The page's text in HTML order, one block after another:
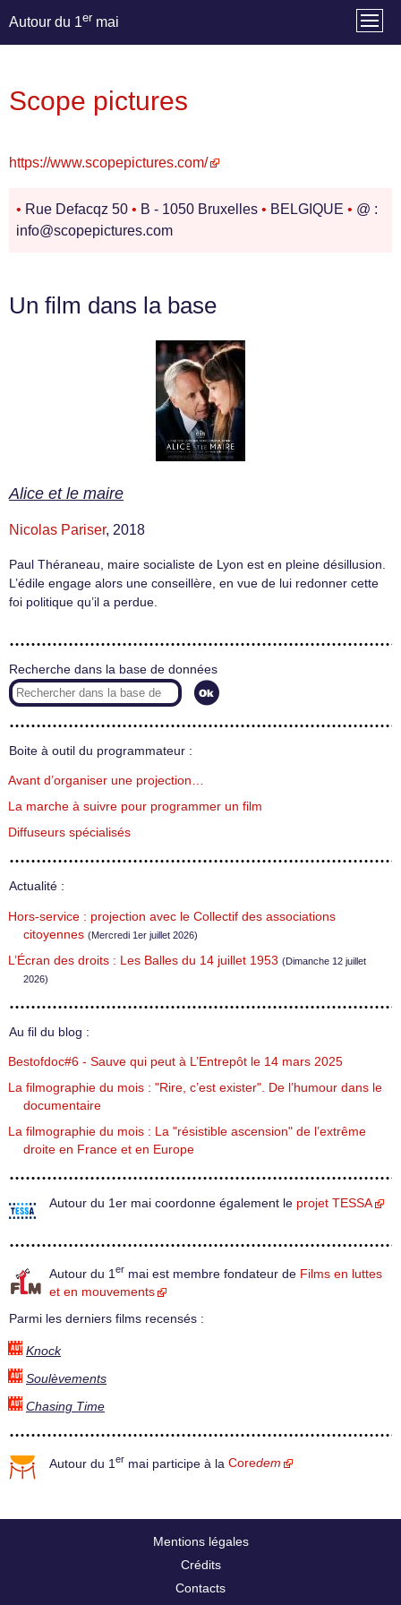
Autour du 1er mai
Scope pictures
https://www.scopepictures.com/
• Rue Defacqz 50 • B - 1050 Bruxelles • BELGIQUE • @ :
info@scopepictures.com
Un film dans la base
Alice et le maire
Nicolas Pariser, 2018
Paul Théraneau, maire socialiste de Lyon est en pleine désillusion.
L’édile engage alors une conseillère, en vue de lui redonner cette
foi politique qu’il a perdue.
Recherche dans la base de données
Boite à outil du programmateur :
Avant d’organiser une projection…
La marche à suivre pour programmer un film
Diffuseurs spécialisés
Actualité :
Hors-service : projection avec le Collectif des associations
citoyennes (Mercredi 1er juillet 2026)
L’Écran des droits : Les Balles du 14 juillet 1953 (Dimanche 12 juillet
2026)
Au fil du blog :
Bestofdoc#6 - Sauve qui peut à L’Entrepôt le 14 mars 2025
La filmographie du mois : "Rire, c’est exister". De l’humour dans le
documentaire
La filmographie du mois : La "résistible ascension" de l’extrême
droite en France et en Europe
Autour du 1er mai coordonne également le projet TESSA
Autour du 1 er mai est membre fondateur de Films en luttes
et en mouvements
Parmi les derniers films recensés :
Knock
Soulèvements
Chasing Time
Autour du 1 er mai participe à la Coredem
Mentions légales
Crédits
Contacts